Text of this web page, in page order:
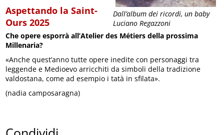
Dall’album dei ricordi, un baby
Luciano Regazzoni
Aspettando la Saint-
Ours 2025
Che opere esporrà all’Atelier des Métiers della prossima
Millenaria?
«Anche quest’anno tutte opere inedite con personaggi tra
leggende e Medioevo arricchiti da simboli della tradizione
valdostana, come ad esempio i tatà in sfilata».
(nadia camposaragna)